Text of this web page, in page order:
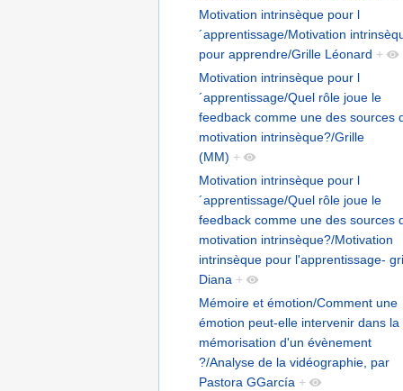
Motivation intrinsèque pour l
´apprentissage/Motivation
pour apprendre/Grille Léonard +
Motivation intrinsèque pour l
´apprentissage/Quel rôle joue le
feedback comme une des sources
motivation intrinsèque?/Grille
(MM) +
Motivation intrinsèque pour l
´apprentissage/Quel rôle joue le
feedback comme une des sources
motivation intrinsèque?/Motivation
intrinsèque pour l'apprentissage-
Diana +
Mémoire et émotion/Comment une
émotion peut-elle intervenir dans la
mémorisation d'un évènement
?/Analyse de la vidéographie, par
Pastora GGarcía +